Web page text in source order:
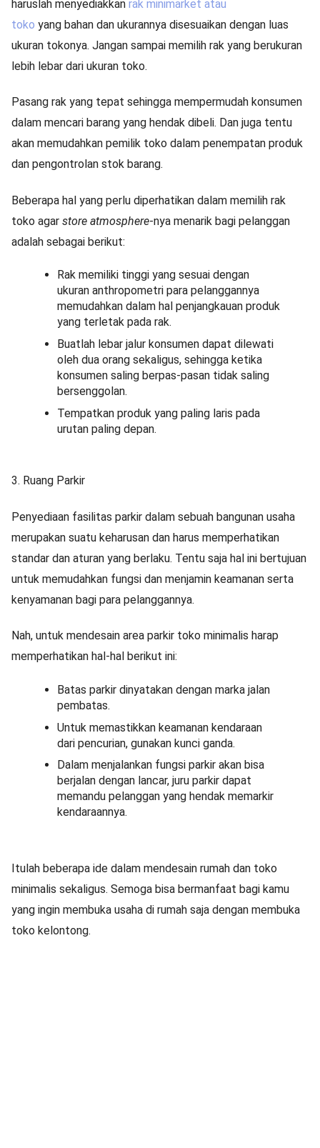
haruslah menyediakkan rak minimarket atau
toko yang bahan dan ukurannya disesuaikan dengan luas
ukuran tokonya. Jangan sampai memilih rak yang berukuran
lebih lebar dari ukuran toko.
Pasang rak yang tepat sehingga mempermudah konsumen
dalam mencari barang yang hendak dibeli. Dan juga tentu
akan memudahkan pemilik toko dalam penempatan produk
dan pengontrolan stok barang.
Beberapa hal yang perlu diperhatikan dalam memilih rak
toko agar store atmosphere-nya menarik bagi pelanggan
adalah sebagai berikut:
Rak memiliki tinggi yang sesuai dengan
ukuran anthropometri para pelanggannya
memudahkan dalam hal penjangkauan produk
yang terletak pada rak.
Buatlah lebar jalur konsumen dapat dilewati
oleh dua orang sekaligus, sehingga ketika
konsumen saling berpas-pasan tidak saling
bersenggolan.
Tempatkan produk yang paling laris pada
urutan paling depan.
3. Ruang Parkir
Penyediaan fasilitas parkir dalam sebuah bangunan usaha
merupakan suatu keharusan dan harus memperhatikan
standar dan aturan yang berlaku. Tentu saja hal ini bertujuan
untuk memudahkan fungsi dan menjamin keamanan serta
kenyamanan bagi para pelanggannya.
Nah, untuk mendesain area parkir toko minimalis harap
memperhatikan hal-hal berikut ini:
Batas parkir dinyatakan dengan marka jalan
pembatas.
Untuk memastikkan keamanan kendaraan
dari pencurian, gunakan kunci ganda.
Dalam menjalankan fungsi parkir akan bisa
berjalan dengan lancar, juru parkir dapat
memandu pelanggan yang hendak memarkir
kendaraannya.
Itulah beberapa ide dalam mendesain rumah dan toko
minimalis sekaligus. Semoga bisa bermanfaat bagi kamu
yang ingin membuka usaha di rumah saja dengan membuka
toko kelontong.